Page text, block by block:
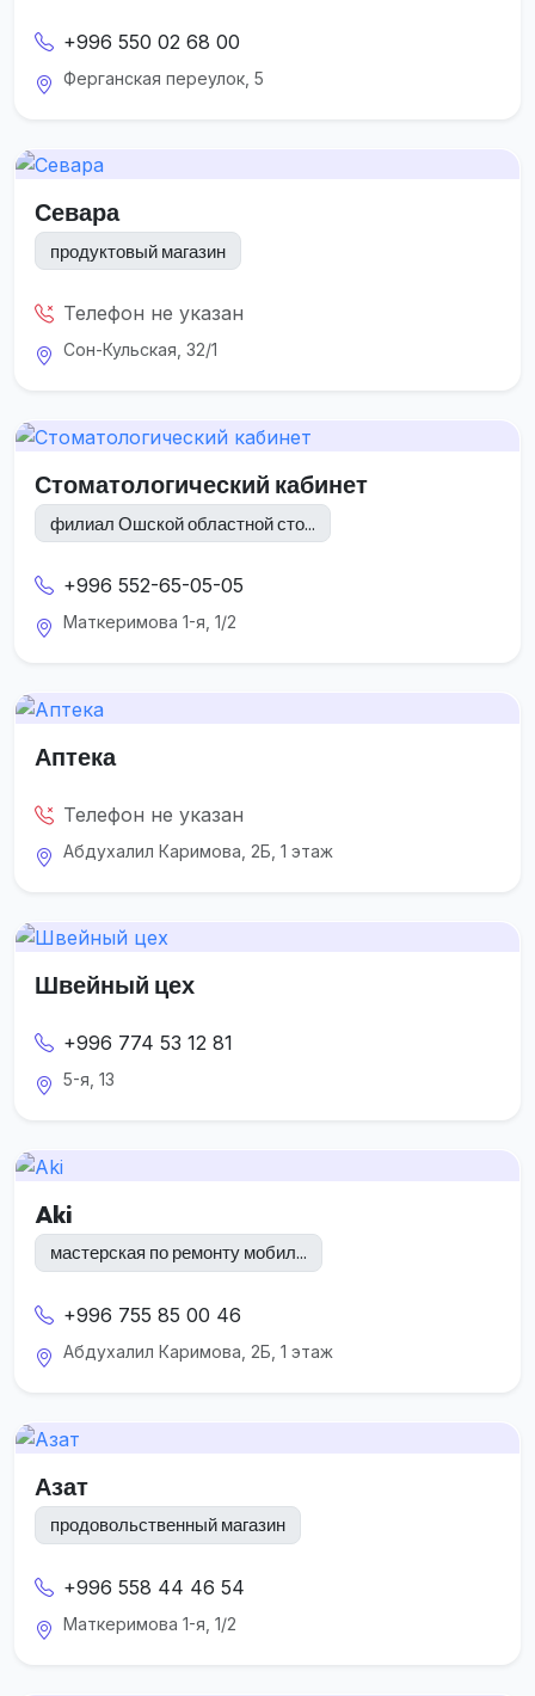
+996 550 02 68 00
Ферганская переулок, 5
Севара
продуктовый магазин
Телефон не указан
Сон-Кульская, 32/1
Стоматологический кабинет
филиал Ошской областной сто...
+996 552-65-05-05
Маткеримова 1-я, 1/2
Аптека
Телефон не указан
Абдухалил Каримова, 2Б, 1 этаж
Швейный цех
+996 774 53 12 81
5-я, 13
Aki
мастерская по ремонту мобил...
+996 755 85 00 46
Абдухалил Каримова, 2Б, 1 этаж
Азат
продовольственный магазин
+996 558 44 46 54
Маткеримова 1-я, 1/2